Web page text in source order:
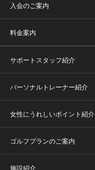
入会のご案内
料金案内
サポートスタッフ紹介
パーソナルトレーナー紹介
女性にうれしいポイント紹介
ゴルフプランのご案内
施設紹介